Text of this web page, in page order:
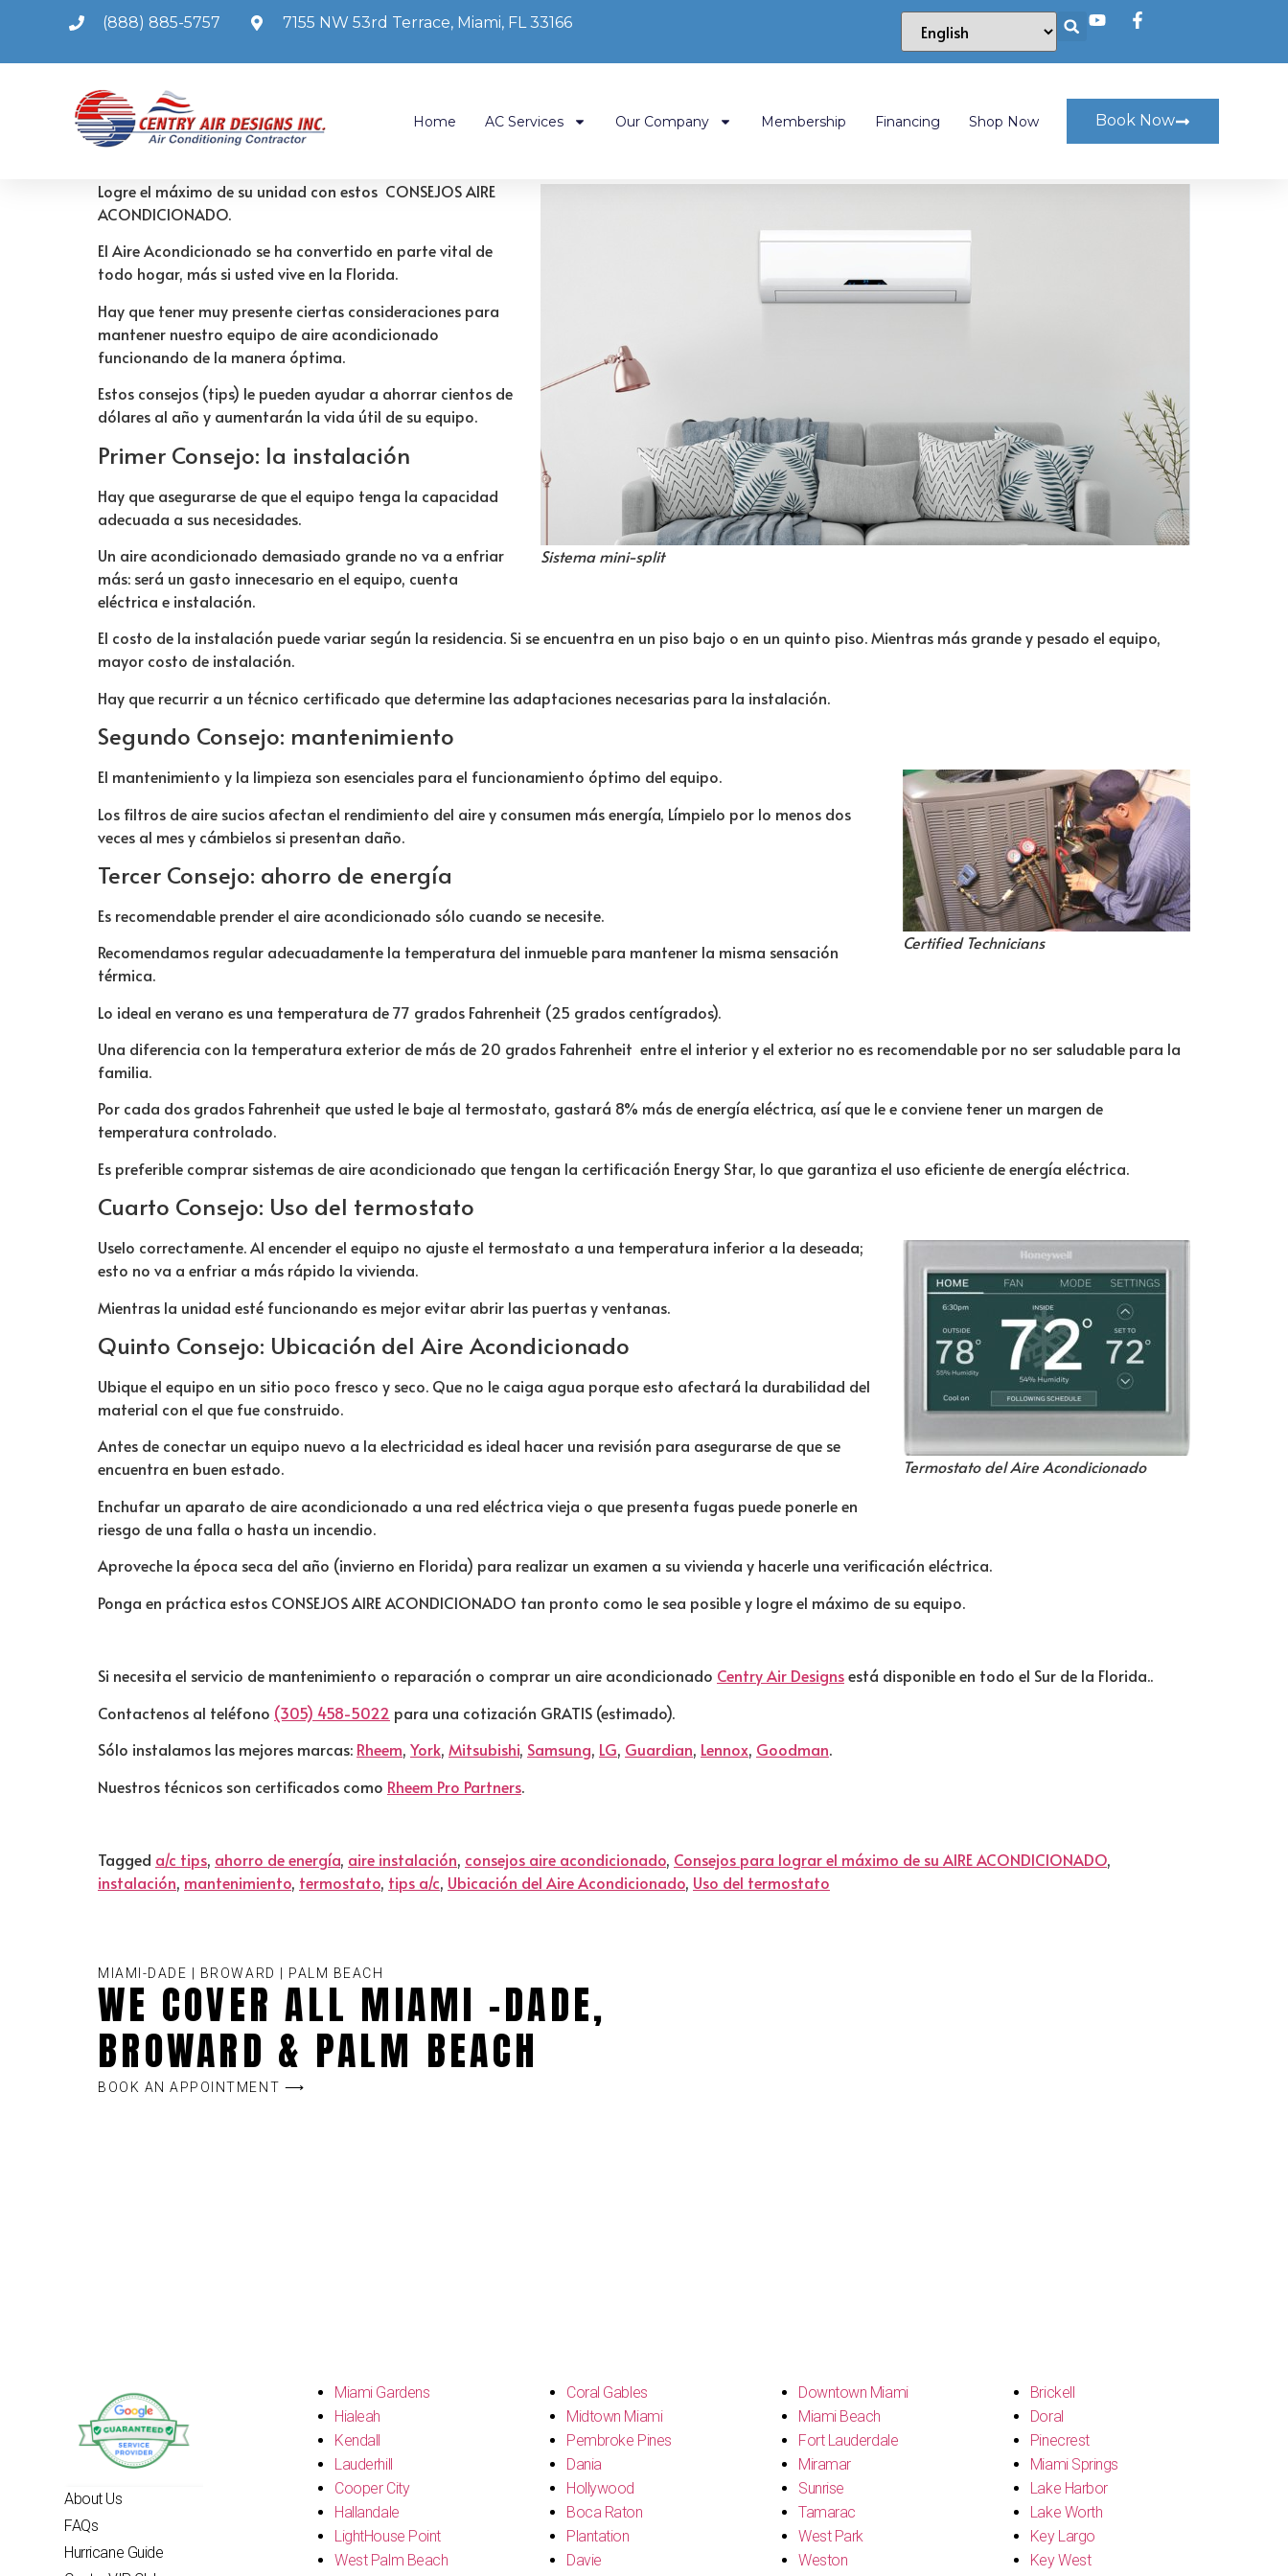
(888) 885-5757 7155 NW 53rd Terrace, Miami, FL 33166
Home AC Services Our Company Membership Financing Shop Now Book Now
Sistema mini-split
Logre el máximo de su unidad con estos CONSEJOS AIRE
ACONDICIONADO.
El Aire Acondicionado se ha convertido en parte vital de
todo hogar, más si usted vive en la Florida.
Hay que tener muy presente ciertas consideraciones para
mantener nuestro equipo de aire acondicionado
funcionando de la manera óptima.
Estos consejos (tips) le pueden ayudar a ahorrar cientos de
dólares al año y aumentarán la vida útil de su equipo.
Primer Consejo: la instalación
Hay que asegurarse de que el equipo tenga la capacidad
adecuada a sus necesidades.
Un aire acondicionado demasiado grande no va a enfriar
más: será un gasto innecesario en el equipo, cuenta
eléctrica e instalación.
El costo de la instalación puede variar según la residencia. Si se encuentra en un piso bajo o en un quinto piso. Mientras más grande y pesado el equipo,
mayor costo de instalación.
Hay que recurrir a un técnico certificado que determine las adaptaciones necesarias para la instalación.
Segundo Consejo: mantenimiento
Certified Technicians
El mantenimiento y la limpieza son esenciales para el funcionamiento óptimo del equipo.
Los filtros de aire sucios afectan el rendimiento del aire y consumen más energía, Límpielo por lo menos dos
veces al mes y cámbielos si presentan daño.
Tercer Consejo: ahorro de energía
Es recomendable prender el aire acondicionado sólo cuando se necesite.
Recomendamos regular adecuadamente la temperatura del inmueble para mantener la misma sensación
térmica.
Lo ideal en verano es una temperatura de 77 grados Fahrenheit (25 grados centígrados).
Una diferencia con la temperatura exterior de más de 20 grados Fahrenheit entre el interior y el exterior no es recomendable por no ser saludable para la
familia.
Por cada dos grados Fahrenheit que usted le baje al termostato, gastará 8% más de energía eléctrica, así que le e conviene tener un margen de
temperatura controlado.
Es preferible comprar sistemas de aire acondicionado que tengan la certificación Energy Star, lo que garantiza el uso eficiente de energía eléctrica.
Cuarto Consejo: Uso del termostato
Termostato del Aire Acondicionado
Uselo correctamente. Al encender el equipo no ajuste el termostato a una temperatura inferior a la deseada;
esto no va a enfriar a más rápido la vivienda.
Mientras la unidad esté funcionando es mejor evitar abrir las puertas y ventanas.
Quinto Consejo: Ubicación del Aire Acondicionado
Ubique el equipo en un sitio poco fresco y seco. Que no le caiga agua porque esto afectará la durabilidad del
material con el que fue construido.
Antes de conectar un equipo nuevo a la electricidad es ideal hacer una revisión para asegurarse de que se
encuentra en buen estado.
Enchufar un aparato de aire acondicionado a una red eléctrica vieja o que presenta fugas puede ponerle en
riesgo de una falla o hasta un incendio.
Aproveche la época seca del año (invierno en Florida) para realizar un examen a su vivienda y hacerle una verificación eléctrica.
Ponga en práctica estos CONSEJOS AIRE ACONDICIONADO tan pronto como le sea posible y logre el máximo de su equipo.
Si necesita el servicio de mantenimiento o reparación o comprar un aire acondicionado Centry Air Designsestá disponible en todo el Sur de la Florida..
Contactenos al teléfono (305) 458-5022 para una cotización GRATIS (estimado).
Sólo instalamos las mejores marcas: Rheem, York, Mitsubishi, Samsung, LG, Guardian, Lennox, Goodman.
Nuestros técnicos son certificados como Rheem Pro Partners.
Tagged a/c tips, ahorro de energía, aire instalación, consejos aire acondicionado, Consejos para lograr el máximo de su AIRE ACONDICIONADO,
instalación, mantenimiento, termostato, tips a/c, Ubicación del Aire Acondicionado, Uso del termostato
MIAMI-DADE | BROWARD | PALM BEACH
WE COVER ALL MIAMI -DADE,
BROWARD & PALM BEACH
BOOK AN APPOINTMENT ⟶
About Us
FAQs
Hurricane Guide
Miami Gardens
Hialeah
Kendall
Lauderhill
Cooper City
Hallandale
LightHouse Point
West Palm Beach
Coral Gables
Midtown Miami
Pembroke Pines
Dania
Hollywood
Boca Raton
Plantation
Davie
Downtown Miami
Miami Beach
Fort Lauderdale
Miramar
Sunrise
Tamarac
West Park
Weston
Brickell
Doral
Pinecrest
Miami Springs
Lake Harbor
Lake Worth
Key Largo
Key West